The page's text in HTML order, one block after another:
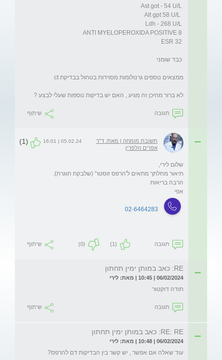
לא ברור מהיכן זה מגיע , האם יש בדיקות נוספות שעלי לבצע ?
תגובה שיתוף
תשובת מומחה | מאת: ד"ר
אפרים הלפרין
05.02.24 | 16:01
(1)
אפי
02-6464283
תגובה (1)
(0) שיתוף
RE: כאב במותן ימין תחתון
06/02/2024 | 10:45 | מאת: לירי
תודה דוקטור
תגובה שיתוף
RE: RE: כאב במותן ימין תחתון
06/02/2024 | 10:48 | מאת: לירי
עוד שאלה אם אפשר , יש קשר בין הבדיקות דם להרפס?